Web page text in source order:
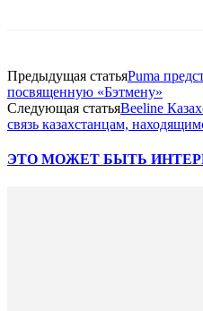
Предыдущая статьяPuma
посвященную «Бэтмену»
Следующая статьяBeeline
связь казахстанцам,
ЭТО МОЖЕТ БЫТЬ